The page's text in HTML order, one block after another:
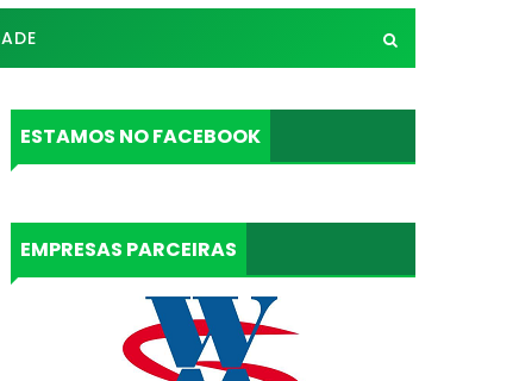
ESTAMOS NO FACEBOOK
EMPRESAS PARCEIRAS